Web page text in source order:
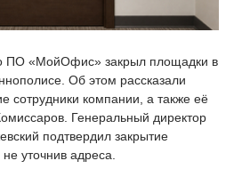
ПО «МойОфис» закрыл площадки в
Об этом рассказали
сотрудники компании, а также её
Генеральный директор
подтвердил закрытие
уточнив адреса.